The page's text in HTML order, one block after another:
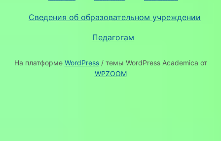
Сведения об образовательном учреждении
Педагогам
На платформе WordPress/ темы WordPress Academica от
WPZOOM